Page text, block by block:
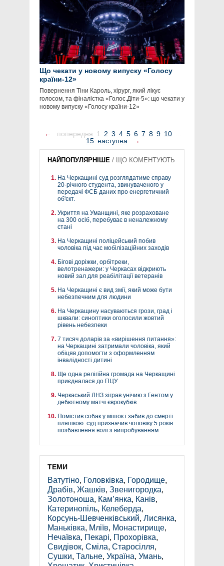
Що чекати у новому випуску «Голосу
країни-12»
Повернення Тіни Кароль, хірург, який лікує
голосом, та фіналістка «Голос.Діти-5»: що чекати у
новому випуску «Голосу країни-12»
← попередня 1 2 3 4 5 6 7 8 9 10 ...
15 наступна →
НАЙПОПУЛЯРНІШЕ / ЩО КОМЕНТУЮТЬ
На Черкащині суд розглядатиме справу
20-річного студента, звинуваченого у
передачі ФСБ даних про енергетичний
об'єкт.
Укриття на Уманщині, яке розраховане
на 300 осіб, перебуває в неналежному
стані
На Черкащині поліцейський побив
чоловіка під час мобілізаційних заходів
Бігові доріжки, орбітреки,
велотренажери: у Черкасах відкриють
новий зал для реабілітації ветеранів
На Черкащині є вид змії, який може бути
небезпечним для людини
На Черкащину насуваються грози, град і
шквали: синоптики оголосили жовтий
рівень небезпеки
7 тисяч доларів за «вирішення питання»:
на Черкащині затримали чоловіка, який
обіцяв допомогти з оформленням
інвалідності дитині
Ще одна релігійна громада на Черкащині
приєдналася до ПЦУ
Черкаський ЛНЗ зіграв унічию з Гентом у
дебютному матчі єврокубків
Помістив собак у мішок і забив до смерті
пляшкою: суд призначив чоловіку 5 років
позбавлення волі з випробуванням
ТЕМИ
Ватутіно, Головківка, Городище,
Драбів, Жашків, Звенигородка,
Золотоноша, Кам’янка, Канів,
Катеринопіль, Келеберда,
Корсунь-Шевченківський, Лисянка,
Маньківка, Мліїв, Монастирище,
Нечаївка, Пекарі, Прохорівка,
Свидівок, Сміла, Старосілля,
Сушки, Тальне, Україна, Умань,